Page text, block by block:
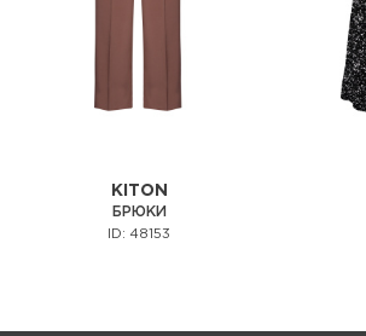
KITON
БРЮКИ
ID: 48153